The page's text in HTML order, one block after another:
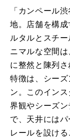
「カンペール
地。店舗を構
ルタルとスチ
ニマルな空間
に整然と陳列
特徴は、シー
ン。このイン
界観やシーズ
で、天井には
レールを設け